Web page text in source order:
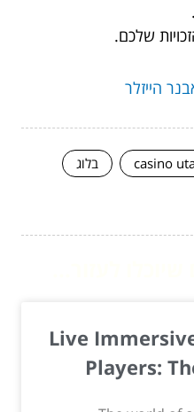
שלכם.
הייזלר
casino
בלוג
Live
Players: